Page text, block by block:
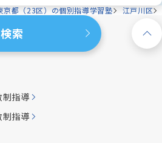
させていただきます。
、こちらからドンドン来るよう
ます。
、勉強材料のプリント等もお渡し
るシステムも完備しています。
全科目)
京都（23区）の個別指導学習塾 江戸川区
索
制指導
制指導